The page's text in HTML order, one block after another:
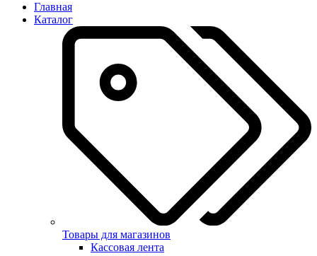
Главная
Каталог
Товары для магазинов
Кассовая лента